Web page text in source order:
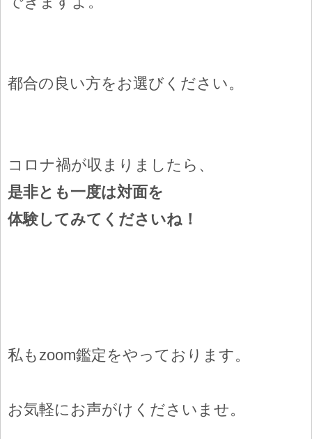
都合の良い方をお選びください。
コロナ禍が収まりましたら、
是非とも一度は対面を
体験してみてくださいね！
私もzoom鑑定をやっております。
お気軽にお声がけくださいませ。